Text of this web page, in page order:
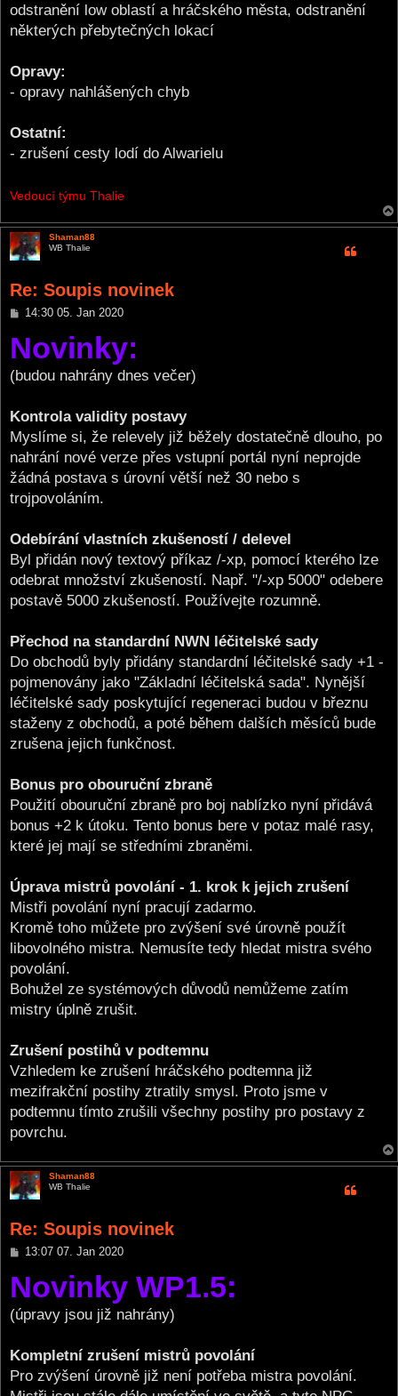
odstranění low oblastí a hráčského města, odstranění
některých přebytečných lokací
Opravy:
- opravy nahlášených chyb
Ostatní:
- zrušení cesty lodí do Alwarielu
Vedoucí týmu Thalie
Shaman88
WB Thalie
Re: Soupis novinek
P
s
t
14:30 05. Jan 2020
Novinky:
(budou nahrány dnes večer)
Kontrola validity postavy
Myslíme si, že relevely již běžely dostatečně dlouho, po
nahrání nové verze přes vstupní portál nyní neprojde
žádná postava s úrovní větší než 30 nebo s
trojpovoláním.
Odebírání vlastních zkušeností / delevel
Byl přidán nový textový příkaz /-xp, pomocí kterého lze
odebrat množství zkušeností. Např. "/-xp 5000" odebere
postavě 5000 zkušeností. Používejte rozumně.
Přechod na standardní NWN léčitelské sady
Do obchodů byly přidány standardní léčitelské sady +1 -
pojmenovány jako "Základní léčitelská sada". Nynější
léčitelské sady poskytující regeneraci budou v březnu
staženy z obchodů, a poté během dalších měsíců bude
zrušena jejich funkčnost.
Bonus pro obouruční zbraně
Použití obouruční zbraně pro boj nablízko nyní přidává
bonus +2 k útoku. Tento bonus bere v potaz malé rasy,
které jej mají se středními zbraněmi.
Úprava mistrů povolání - 1. krok k jejich zrušení
Mistři povolání nyní pracují zadarmo.
Kromě toho můžete pro zvýšení své úrovně použít
libovolného mistra. Nemusíte tedy hledat mistra svého
povolání.
Bohužel ze systémových důvodů nemůžeme zatím
mistry úplně zrušit.
Zrušení postihů v podtemnu
Vzhledem ke zrušení hráčského podtemna již
mezifrakční postihy ztratily smysl. Proto jsme v
podtemnu tímto zrušili všechny postihy pro postavy z
povrchu.
Shaman88
WB Thalie
Re: Soupis novinek
P
s
t
13:07 07. Jan 2020
Novinky WP1.5:
(úpravy jsou již nahrány)
Kompletní zrušení mistrů povolání
Pro zvýšení úrovně již není potřeba mistra povolání.